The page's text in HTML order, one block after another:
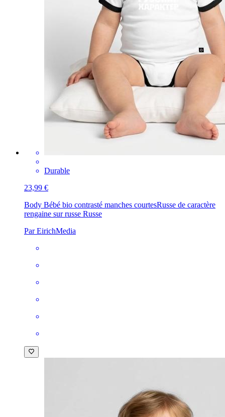
Durable
23,99 €
Body Bébé bio contrasté manches courtesRusse de caractère
rengaine sur russe Russe
Par EirichMedia